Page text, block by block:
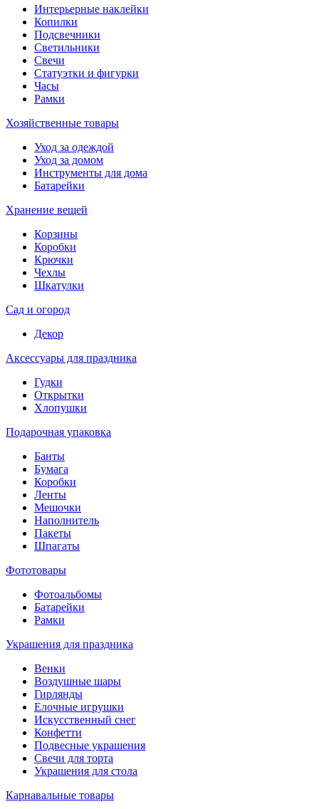
Интерьерные наклейки
Копилки
Подсвечники
Светильники
Свечи
Статуэтки и фигурки
Часы
Рамки
Хозяйственные товары
Уход за одеждой
Уход за домом
Инструменты для дома
Батарейки
Хранение вещей
Корзины
Коробки
Крючки
Чехлы
Шкатулки
Сад и огород
Декор
Аксессуары для праздника
Гудки
Открытки
Хлопушки
Подарочная упаковка
Банты
Бумага
Коробки
Ленты
Мешочки
Наполнитель
Пакеты
Шпагаты
Фототовары
Фотоальбомы
Батарейки
Рамки
Украшения для праздника
Венки
Воздушные шары
Гирлянды
Елочные игрушки
Искусственный снег
Конфетти
Подвесные украшения
Свечи для торта
Украшения для стола
Карнавальные товары